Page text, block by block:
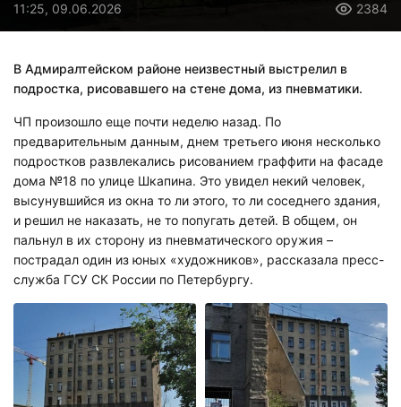
11:25, 09.06.2026
2384
В Адмиралтейском районе неизвестный выстрелил в
подростка, рисовавшего на стене дома, из пневматики.
ЧП произошло еще почти неделю назад. По
предварительным данным, днем третьего июня несколько
подростков развлекались рисованием граффити на фасаде
дома №18 по улице Шкапина. Это увидел некий человек,
высунувшийся из окна то ли этого, то ли соседнего здания,
и решил не наказать, не то попугать детей. В общем, он
пальнул в их сторону из пневматического оружия –
пострадал один из юных «художников», рассказала пресс-
служба ГСУ СК России по Петербургу.